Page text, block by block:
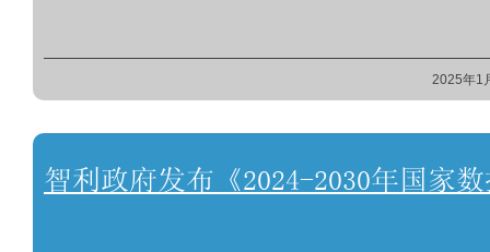
2025年1
智利政府发布《2024-2030年国家